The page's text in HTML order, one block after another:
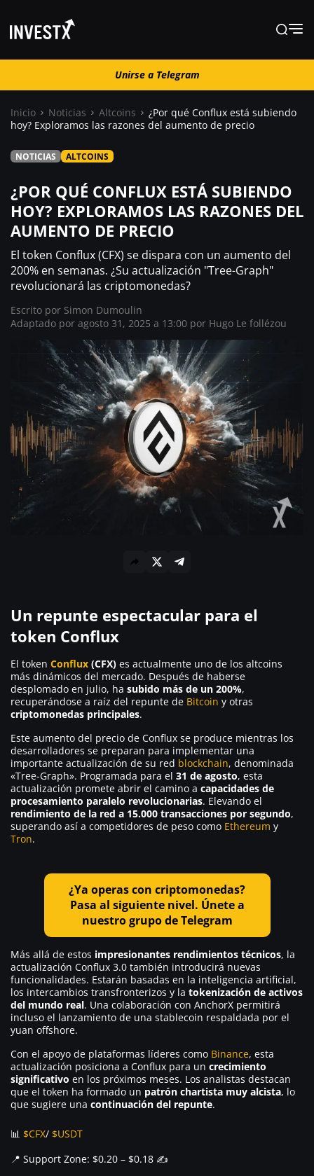
Unirse a Telegram
Guías
Trading
¿ Dónde comprar ?
Unirse a Telegram
Inicio Noticias Altcoins
¿Por qué Conflux está subiendo
hoy? Exploramos las razones del aumento de precio
NOTICIAS ALTCOINS
¿POR QUÉ CONFLUX ESTÁ SUBIENDO
HOY? EXPLORAMOS LAS RAZONES DEL
AUMENTO DE PRECIO
El token Conflux (CFX) se dispara con un aumento del
200% en semanas. ¿Su actualización "Tree-Graph"
revolucionará las criptomonedas?
Escrito por Simon Dumoulin
Adaptado por agosto 31, 2025 a 13:00 por Hugo Le follézou
Un repunte espectacular para el
token Conflux
El token Conflux (CFX) es actualmente uno de los altcoins
más dinámicos del mercado. Después de haberse
desplomado en julio, ha subido más de un 200%,
recuperándose a raíz del repunte de Bitcoin y otras
criptomonedas principales.
Este aumento del precio de Conflux se produce mientras los
desarrolladores se preparan para implementar una
importante actualización de su red blockchain, denominada
«Tree-Graph». Programada para el 31 de agosto, esta
actualización promete abrir el camino a capacidades de
procesamiento paralelo revolucionarias. Elevando el
rendimiento de la red a 15.000 transacciones por segundo,
superando así a competidores de peso como Ethereum y
Tron.
¿Ya operas con criptomonedas?
Pasa al siguiente nivel. Únete a
nuestro grupo de Telegram
Más allá de estos impresionantes rendimientos técnicos, la
actualización Conflux 3.0 también introducirá nuevas
funcionalidades. Estarán basadas en la inteligencia artificial,
los intercambios transfronterizos y la tokenización de activos
del mundo real. Una colaboración con AnchorX permitirá
incluso el lanzamiento de una stablecoin respaldada por el
yuan offshore.
Con el apoyo de plataformas líderes como Binance, esta
actualización posiciona a Conflux para un crecimiento
significativo en los próximos meses. Los analistas destacan
que el token ha formado un patrón chartista muy alcista, lo
que sugiere una continuación del repunte.
📊 $CFX/ $USDT
📍 Support Zone: $0.20 – $0.18 ✍️